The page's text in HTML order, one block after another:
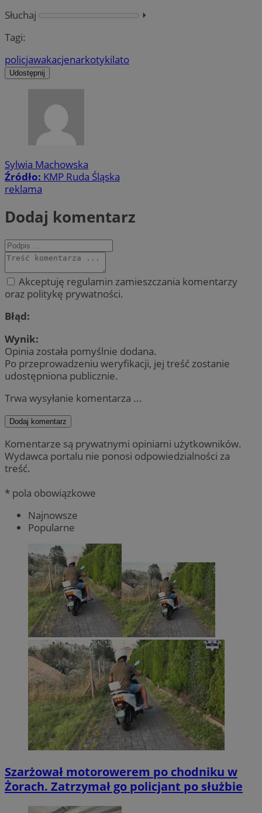
Słuchaj
⏵︎
Tagi:
policjawakacjenarkotykilato
Udostępnij
Sylwia Machowska
Źródło: KMP Ruda Śląska
reklama
Dodaj komentarz
Akceptuję regulamin zamieszczania komentarzy
oraz politykę prywatności.
Błąd:
Wynik:
Opinia została pomyślnie dodana.
Po przeprowadzeniu weryfikacji, jej treść zostanie
udostępniona publicznie.
Trwa wysyłanie komentarza ...
Dodaj komentarz
Komentarze są prywatnymi opiniami użytkowników.
Wydawca portalu nie ponosi odpowiedzialności za
treść.
* pola obowiązkowe
Najnowsze
Popularne
Szarżował motorowerem po chodniku w
Żorach. Zatrzymał go policjant po służbie